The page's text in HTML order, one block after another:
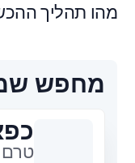
מהו תהליך
מחפש
טרם